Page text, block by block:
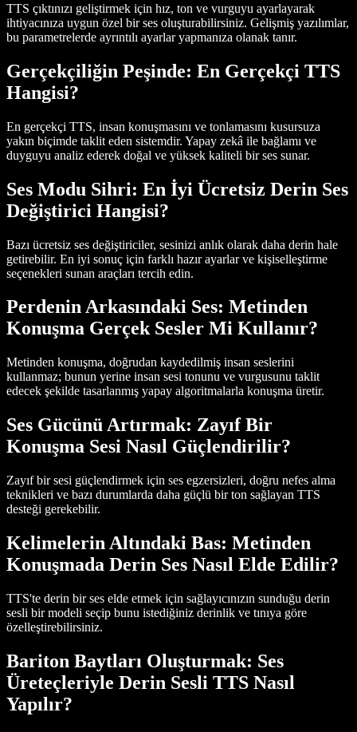
TTS çıktınızı geliştirmek için hız, ton ve vurguyu ayarlayarak
ihtiyacınıza uygun özel bir ses oluşturabilirsiniz. Gelişmiş yazılımlar,
bu parametrelerde ayrıntılı ayarlar yapmanıza olanak tanır.
Gerçekçiliğin Peşinde: En Gerçekçi TTS
Hangisi?
En gerçekçi TTS, insan konuşmasını ve tonlamasını kusursuza
yakın biçimde taklit eden sistemdir. Yapay zekâ ile bağlamı ve
duyguyu analiz ederek doğal ve yüksek kaliteli bir ses sunar.
Ses Modu Sihri: En İyi Ücretsiz Derin Ses
Değiştirici Hangisi?
Bazı ücretsiz ses değiştiriciler, sesinizi anlık olarak daha derin hale
getirebilir. En iyi sonuç için farklı hazır ayarlar ve kişiselleştirme
seçenekleri sunan araçları tercih edin.
Perdenin Arkasındaki Ses: Metinden
Konuşma Gerçek Sesler Mi Kullanır?
Metinden konuşma, doğrudan kaydedilmiş insan seslerini
kullanmaz; bunun yerine insan sesi tonunu ve vurgusunu taklit
edecek şekilde tasarlanmış yapay algoritmalarla konuşma üretir.
Ses Gücünü Artırmak: Zayıf Bir
Konuşma Sesi Nasıl Güçlendirilir?
Zayıf bir sesi güçlendirmek için ses egzersizleri, doğru nefes alma
teknikleri ve bazı durumlarda daha güçlü bir ton sağlayan TTS
desteği gerekebilir.
Kelimelerin Altındaki Bas: Metinden
Konuşmada Derin Ses Nasıl Elde Edilir?
TTS'te derin bir ses elde etmek için sağlayıcınızın sunduğu derin
sesli bir modeli seçip bunu istediğiniz derinlik ve tınıya göre
özelleştirebilirsiniz.
Bariton Baytları Oluşturmak: Ses
Üreteçleriyle Derin Sesli TTS Nasıl
Yapılır?